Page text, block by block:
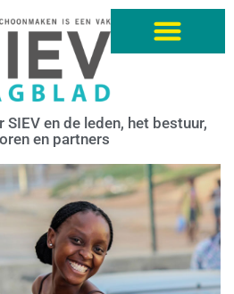
en de leden, het bestuur,
en partners